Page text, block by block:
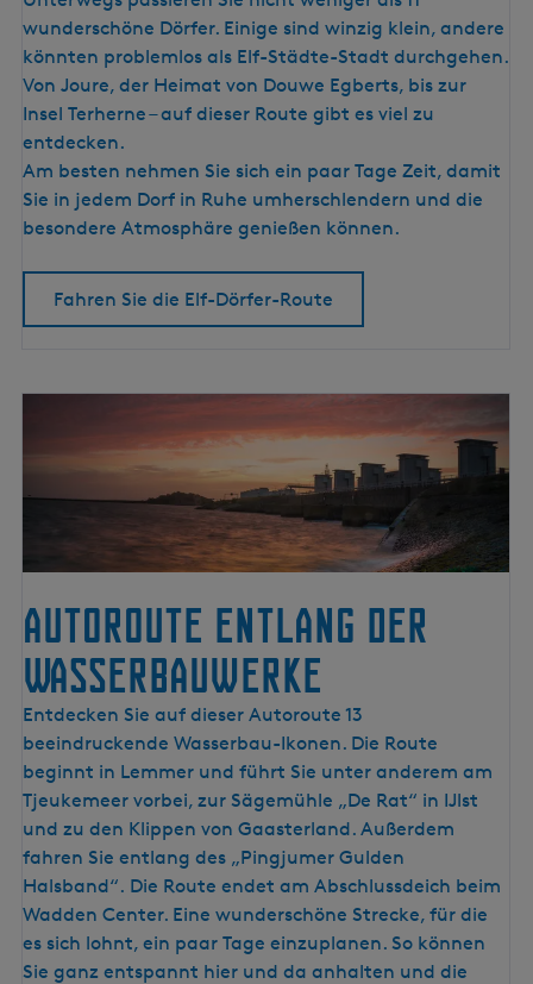
d
D
ö
r
f
e
r
-
R
wunderschöne Dörfer. Einige sind winzig klein, andere
könnten problemlos als Elf-Städte-Stadt durchgehen.
Von Joure, der Heimat von Douwe Egberts, bis zur
Insel Terherne – auf dieser Route gibt es viel zu
entdecken.
Am besten nehmen Sie sich ein paar Tage Zeit, damit
Sie in jedem Dorf in Ruhe umherschlendern und die
besondere Atmosphäre genießen können.
Fahren Sie die Elf-Dörfer-Route
Autoroute entlang der
Wasserbauwerke
A
u
t
o
r
o
u
t
e
e
Entdecken Sie auf dieser Autoroute 13
beeindruckende Wasserbau-Ikonen. Die Route
beginnt in Lemmer und führt Sie unter anderem am
Tjeukemeer vorbei, zur Sägemühle „De Rat“ in IJlst
und zu den Klippen von Gaasterland. Außerdem
fahren Sie entlang des „Pingjumer Gulden
Halsband“. Die Route endet am Abschlussdeich beim
Wadden Center. Eine wunderschöne Strecke, für die
es sich lohnt, ein paar Tage einzuplanen. So können
Sie ganz entspannt hier und da anhalten und die